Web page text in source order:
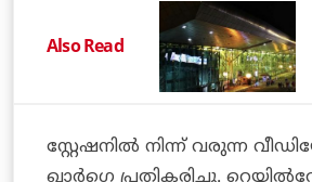
Also Read
സ്റ്റേഷനില്‍ നിന്ന് വരുന്ന